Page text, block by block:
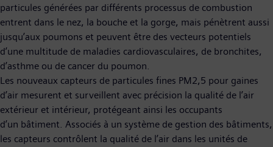
particules générées par différents processus de combustion
entrent dans le nez, la bouche et la gorge, mais pénètrent aussi
jusqu’aux poumons et peuvent être des vecteurs potentiels
d’une multitude de maladies cardiovasculaires, de bronchites,
d’asthme ou de cancer du poumon.
Les nouveaux capteurs de particules fines PM2,5 pour gaines
d’air mesurent et surveillent avec précision la qualité de l’air
extérieur et intérieur, protégeant ainsi les occupants
d’un bâtiment. Associés à un système de gestion des bâtiments,
les capteurs contrôlent la qualité de l’air dans les unités de